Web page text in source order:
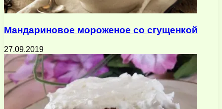
Мандариновое мороженое со сгущенкой
27.09.2019